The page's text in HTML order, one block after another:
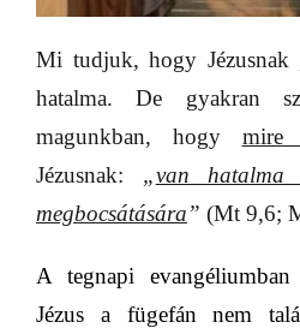
Mi tudjuk, hogy Jézusnak
hatalma. De gyakran
magunkban, hogy mire
Jézusnak: „van
megbocsátására” (Mt 9,6;
A tegnapi
Jézus a fügefán nem